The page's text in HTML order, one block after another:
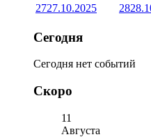
2727.10.2025 28
Сегодня
Сегодня нет событий
Скоро
11
Августа